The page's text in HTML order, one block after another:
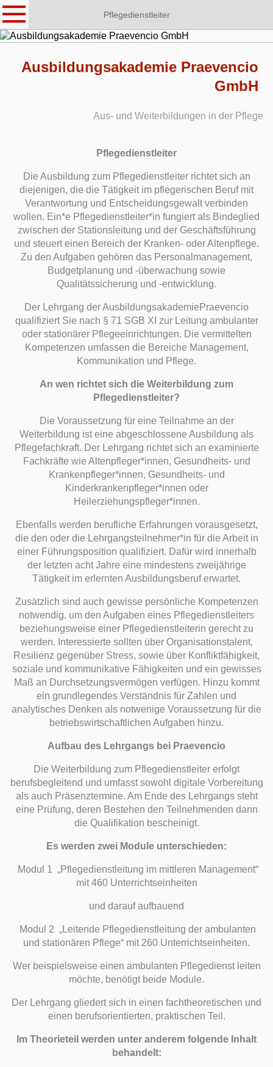
Pflegedienstleiter
Ausbildungsakademie Praevencio
GmbH
Aus- und Weiterbildungen in der Pflege
Pflegedienstleiter
Die Ausbildung zum Pflegedienstleiter richtet sich an
diejenigen, die die Tätigkeit im pflegerischen Beruf mit
Verantwortung und Entscheidungsgewalt verbinden
wollen. Ein*e Pflegedienstleiter*in fungiert als Bindeglied
zwischen der Stationsleitung und der Geschäftsführung
und steuert einen Bereich der Kranken- oder Altenpflege.
Zu den Aufgaben gehören das Personalmanagement,
Budgetplanung und -überwachung sowie
Qualitätssicherung und -entwicklung.
Der Lehrgang der AusbildungsakademiePraevencio
qualifiziert Sie nach § 71 SGB XI zur Leitung ambulanter
oder stationärer Pflegeeinrichtungen. Die vermittelten
Kompetenzen umfassen die Bereiche Management,
Kommunikation und Pflege.
An wen richtet sich die Weiterbildung zum
Pflegedienstleiter?
Die Voraussetzung für eine Teilnahme an der
Weiterbildung ist eine abgeschlossene Ausbildung als
Pflegefachkraft. Der Lehrgang richtet sich an examinierte
Fachkräfte wie Altenpfleger*innen, Gesundheits- und
Krankenpfleger*innen, Gesundheits- und
Kinderkrankenpfleger*innen oder
Heilerziehungspfleger*innen.
Ebenfalls werden berufliche Erfahrungen vorausgesetzt,
die den oder die Lehrgangsteilnehmer*in für die Arbeit in
einer Führungsposition qualifiziert. Dafür wird innerhalb
der letzten acht Jahre eine mindestens zweijährige
Tätigkeit im erlernten Ausbildungsberuf erwartet.
Zusätzlich sind auch gewisse persönliche Kompetenzen
notwendig, um den Aufgaben eines Pflegedienstleiters
beziehungsweise einer Pflegedienstleiterin gerecht zu
werden. Interessierte sollten über Organisationstalent,
Resilienz gegenüber Stress, sowie über Konfliktfähigkeit,
soziale und kommunikative Fähigkeiten und ein gewisses
Maß an Durchsetzungsvermögen verfügen. Hinzu kommt
ein grundlegendes Verständnis für Zahlen und
analytisches Denken als notwenige Voraussetzung für die
betriebswirtschaftlichen Aufgaben hinzu.
Aufbau des Lehrgangs bei Praevencio
Die Weiterbildung zum Pflegedienstleiter erfolgt
berufsbegleitend und umfasst sowohl digitale Vorbereitung
als auch Präsenztermine. Am Ende des Lehrgangs steht
eine Prüfung, deren Bestehen den Teilnehmenden dann
die Qualifikation bescheinigt.
Es werden zwei Module unterschieden:
Modul 1 „Pflegedienstleitung im mittleren Management“
mit 460 Unterrichtseinheiten
und darauf aufbauend
Modul 2 „Leitende Pflegedienstleitung der ambulanten
und stationären Pflege“ mit 260 Unterrichtseinheiten.
Wer beispielsweise einen ambulanten Pflegedienst leiten
möchte, benötigt beide Module.
Der Lehrgang gliedert sich in einen fachtheoretischen und
einen berufsorientierten, praktischen Teil.
Im Theorieteil werden unter anderem folgende Inhalt
behandelt: